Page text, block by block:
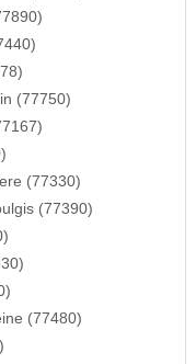
(77750)
(77330)
(77390)
(77480)